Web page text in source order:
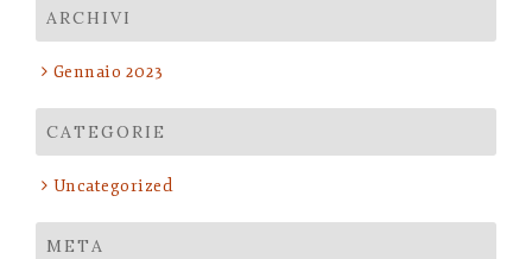
ARCHIVI
Gennaio 2023
CATEGORIE
Uncategorized
META